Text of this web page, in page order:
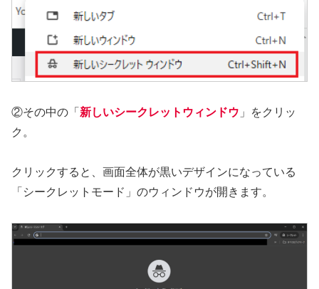
②その中の「 新しいシークレットウィンドウ 」をクリッ
ク。
クリックすると、画面全体が黒いデザインになっている
「シークレットモード」のウィンドウが開きます。